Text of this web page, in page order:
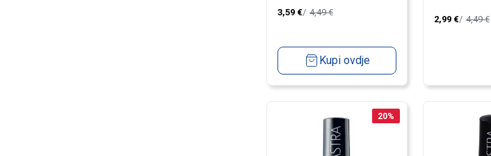
3,59 € 4,49€
Kupi ovdje
2,99 € 4,49€
20%